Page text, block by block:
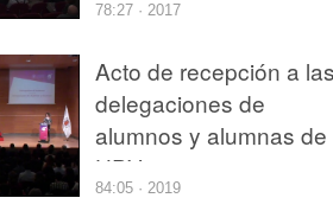
78:27 · 2017
Acto de recepción a
delegaciones de
alumnos y alumnas de
UPV
84:05 · 2019